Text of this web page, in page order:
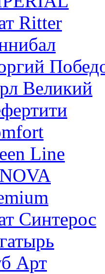
Ritter
Великий
Line
Синтерос
Арт